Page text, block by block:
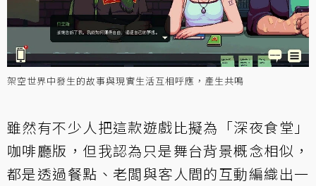
架空世界中發生的故事與現實生活互相呼應，產生共鳴
雖然有不少人把這款遊戲比擬為「深夜食堂」
咖啡廳版，但我認為只是舞台背景概念相似，
都是透過餐點、老闆與客人間的互動編織出一